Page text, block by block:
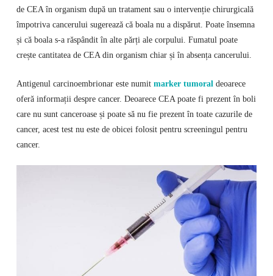
de CEA în organism după un tratament sau o intervenție chirurgicală
împotriva cancerului sugerează că boala nu a dispărut. Poate însemna
și că boala s-a răspândit în alte părți ale corpului. Fumatul poate
crește cantitatea de CEA din organism chiar și în absența cancerului.
Antigenul carcinoembrionar este numit marker tumoral deoarece
oferă informații despre cancer. Deoarece CEA poate fi prezent în boli
care nu sunt canceroase și poate să nu fie prezent în toate cazurile de
cancer, acest test nu este de obicei folosit pentru screeningul pentru
cancer.